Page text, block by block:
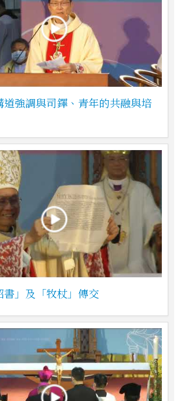
道強調與司鐸、青年的共融與培
書」及「牧杖」傳交